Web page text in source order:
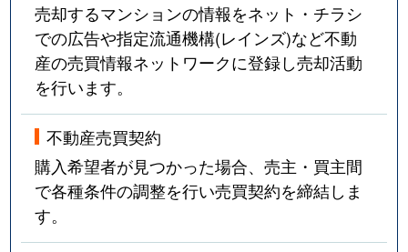
売却するマンションの情報をネット・チラシ
での広告や指定流通機構(レインズ)など不動
産の売買情報ネットワークに登録し売却活動
を行います。
不動産売買契約
購入希望者が見つかった場合、売主・買主間
で各種条件の調整を行い売買契約を締結しま
す。